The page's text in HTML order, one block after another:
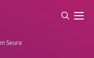
Seura